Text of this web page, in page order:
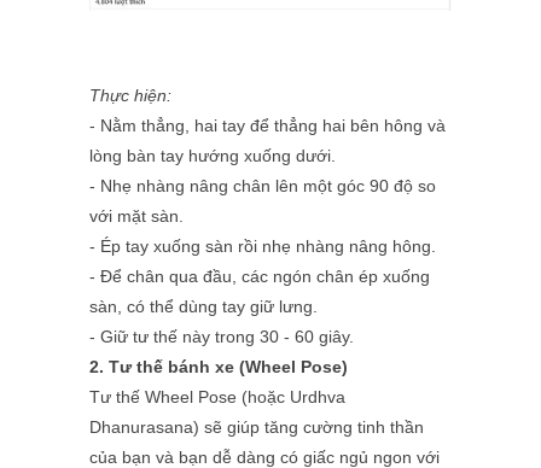
Thực hiện:
- Nằm thẳng, hai tay để thẳng hai bên hông và
lòng bàn tay hướng xuống dưới.
- Nhẹ nhàng nâng chân lên một góc 90 độ so
với mặt sàn.
- Ép tay xuống sàn rồi nhẹ nhàng nâng hông.
- Để chân qua đầu, các ngón chân ép xuống
sàn, có thể dùng tay giữ lưng.
- Giữ tư thế này trong 30 - 60 giây.
2. Tư thế bánh xe (Wheel Pose)
Tư thế Wheel Pose (hoặc Urdhva
Dhanurasana) sẽ giúp tăng cường tinh thần
của bạn và bạn dễ dàng có giấc ngủ ngon với